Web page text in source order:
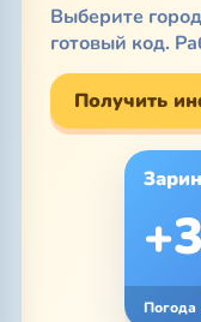
Выберите
готовый код.
Получить
Погода